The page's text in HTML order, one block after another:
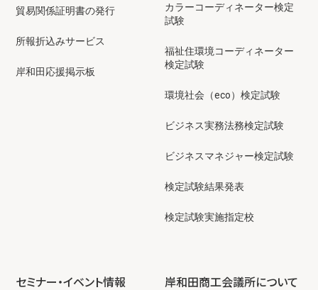
貿易関係証明書の発行
所報折込みサービス
岸和田応援掲示板
カラーコーディネーター検定
試験
福祉住環境コーディネーター
検定試験
環境社会（eco）検定試験
ビジネス実務法務検定試験
ビジネスマネジャー検定試験
検定試験結果発表
検定試験実施指定校
セミナー・イベント情報 岸和田商工会議所について